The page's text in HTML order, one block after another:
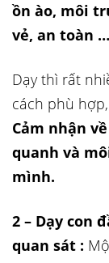
ồn ào, môi
vẻ, an toàn
Dạy thì rất
cách phù
Cảm nhận
quanh và
mình.
2 – Dạy con
quan sát :